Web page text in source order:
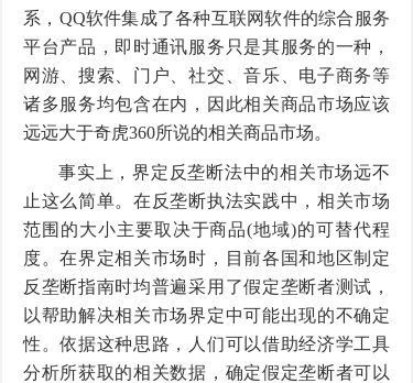
系，QQ软件集成了各种互联网软件的综合服务
平台产品，即时通讯服务只是其服务的一种，
网游、搜索、门户、社交、音乐、电子商务等
诸多服务均包含在内，因此相关商品市场应该
远远大于奇虎360所说的相关商品市场。
事实上，界定反垄断法中的相关市场远不
止这么简单。在反垄断执法实践中，相关市场
范围的大小主要取决于商品(地域)的可替代程
度。在界定相关市场时，目前各国和地区制定
反垄断指南时均普遍采用了假定垄断者测试，
以帮助解决相关市场界定中可能出现的不确定
性。依据这种思路，人们可以借助经济学工具
分析所获取的相关数据，确定假定垄断者可以